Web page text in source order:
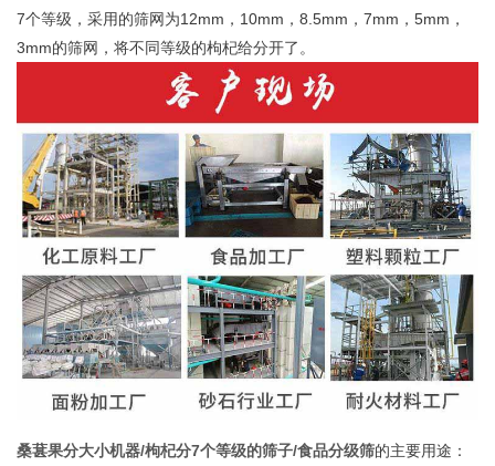
7个等级，采用的筛网为12mm，10mm，8.5mm，7mm，5mm，
3mm的筛网，将不同等级的枸杞给分开了。
桑葚果分大小机器/枸杞分7个等级的筛子/食品分级筛的主要用途：